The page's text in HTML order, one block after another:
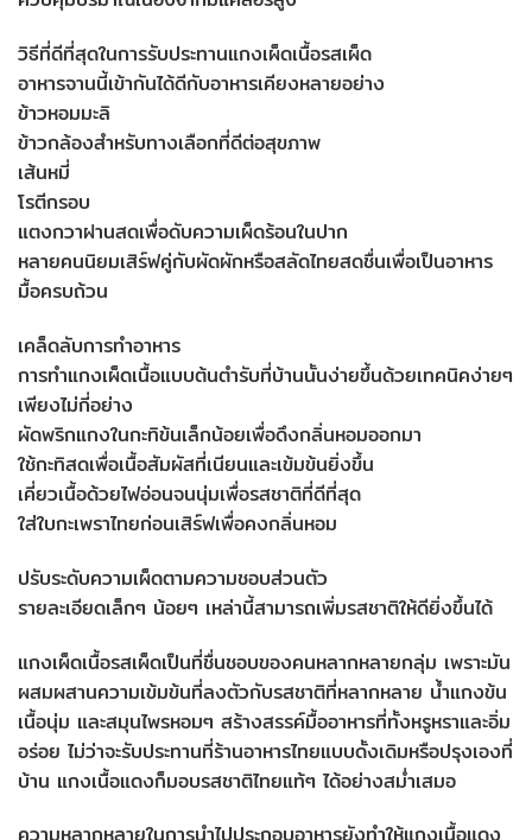
วิธีที่ดีที่สุดในการรับประทานแกงเผ็ดเนื้อรสเผ็ด
อาหารจานนี้เข้ากันได้ดีกับอาหารเคียงหลายอย่าง
ข้าวหอมมะลิ
ข้าวกล้องสำหรับทางเลือกที่ดีต่อสุขภาพ
เส้นหมี่
โรตีกรอบ
แตงกวาฝานสดเพื่อดับความเผ็ดร้อนในปาก
หลายคนนิยมเสิร์ฟคู่กับผัดผักหรือสลัดไทยสดชื่นเพื่อเป็นอาหาร
มื้อครบถ้วน
เคล็ดลับการทำอาหาร
การทำแกงเผ็ดเนื้อแบบต้นตำรับที่บ้านนั้นง่ายขึ้นด้วยเทคนิคง่ายๆ
เพียงไม่กี่อย่าง
ผัดพริกแกงในกะทิข้นเล็กน้อยเพื่อดึงกลิ่นหอมออกมา
ใช้กะทิสดเพื่อเนื้อสัมผัสที่เนียนและเข้มข้นยิ่งขึ้น
เคี่ยวเนื้อด้วยไฟอ่อนจนนุ่มเพื่อรสชาติที่ดีที่สุด
ใส่ใบกะเพราไทยก่อนเสิร์ฟเพื่อคงกลิ่นหอม
ปรับระดับความเผ็ดตามความชอบส่วนตัว
รายละเอียดเล็กๆ น้อยๆ เหล่านี้สามารถเพิ่มรสชาติให้ดียิ่งขึ้นได้
แกงเผ็ดเนื้อรสเผ็ดเป็นที่ชื่นชอบของคนหลากหลายกลุ่ม เพราะมัน
ผสมผสานความเข้มข้นที่ลงตัวกับรสชาติที่หลากหลาย น้ำแกงข้น
เนื้อนุ่ม และสมุนไพรหอมๆ สร้างสรรค์มื้ออาหารที่ทั้งหรูหราและอิ่ม
อร่อย ไม่ว่าจะรับประทานที่ร้านอาหารไทยแบบดั้งเดิมหรือปรุงเองที่
บ้าน แกงเนื้อแดงก็มอบรสชาติไทยแท้ๆ ได้อย่างสม่ำเสมอ